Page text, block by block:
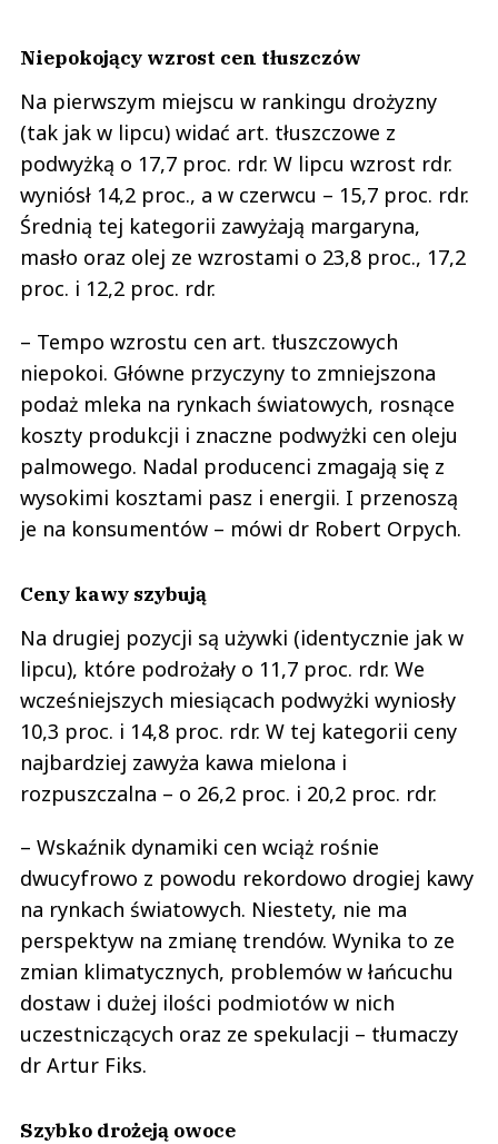
Niepokojący wzrost cen tłuszczów
Na pierwszym miejscu w rankingu drożyzny
(tak jak w lipcu) widać art. tłuszczowe z
podwyżką o 17,7 proc. rdr. W lipcu wzrost rdr.
wyniósł 14,2 proc., a w czerwcu – 15,7 proc. rdr.
Średnią tej kategorii zawyżają margaryna,
masło oraz olej ze wzrostami o 23,8 proc., 17,2
proc. i 12,2 proc. rdr.
– Tempo wzrostu cen art. tłuszczowych
niepokoi. Główne przyczyny to zmniejszona
podaż mleka na rynkach światowych, rosnące
koszty produkcji i znaczne podwyżki cen oleju
palmowego. Nadal producenci zmagają się z
wysokimi kosztami pasz i energii. I przenoszą
je na konsumentów – mówi dr Robert Orpych.
Ceny kawy szybują
Na drugiej pozycji są używki (identycznie jak w
lipcu), które podrożały o 11,7 proc. rdr. We
wcześniejszych miesiącach podwyżki wyniosły
10,3 proc. i 14,8 proc. rdr. W tej kategorii ceny
najbardziej zawyża kawa mielona i
rozpuszczalna – o 26,2 proc. i 20,2 proc. rdr.
– Wskaźnik dynamiki cen wciąż rośnie
dwucyfrowo z powodu rekordowo drogiej kawy
na rynkach światowych. Niestety, nie ma
perspektyw na zmianę trendów. Wynika to ze
zmian klimatycznych, problemów w łańcuchu
dostaw i dużej ilości podmiotów w nich
uczestniczących oraz ze spekulacji – tłumaczy
dr Artur Fiks.
Szybko drożeją owoce